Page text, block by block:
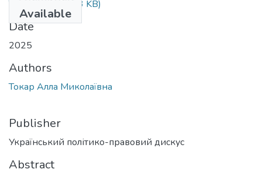
Available
Токар.pdf(196.43 KB)
Date
2025
Authors
Токар Алла Миколаївна
Publisher
Український політико-правовий дискус
Abstract